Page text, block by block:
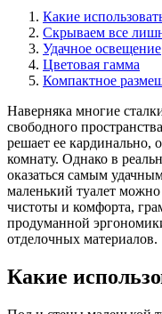
Какие
Скрываем все
Удачное освещение
Цветовая гамма
Компактное
Наверняка многие
свободного
решает ее
комнату. Однако в
оказаться самым
маленький туалет
чистоты и комфорта,
продуманной
отделочных материалов.
Какие